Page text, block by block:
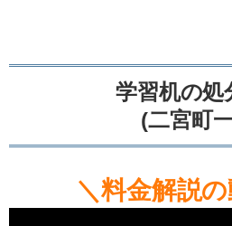
学習机の処
(二宮町
＼料金解説